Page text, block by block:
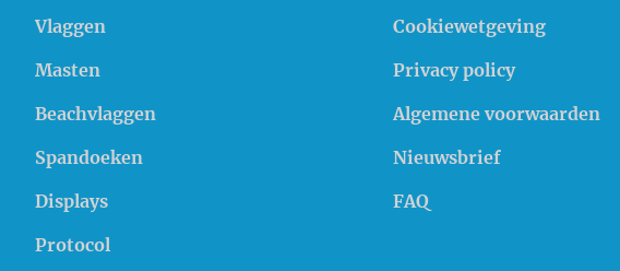
Vlaggen
Masten
Beachvlaggen
Spandoeken
Displays
Protocol
Cookiewetgeving
Privacy policy
Algemene voorwaarden
Nieuwsbrief
FAQ